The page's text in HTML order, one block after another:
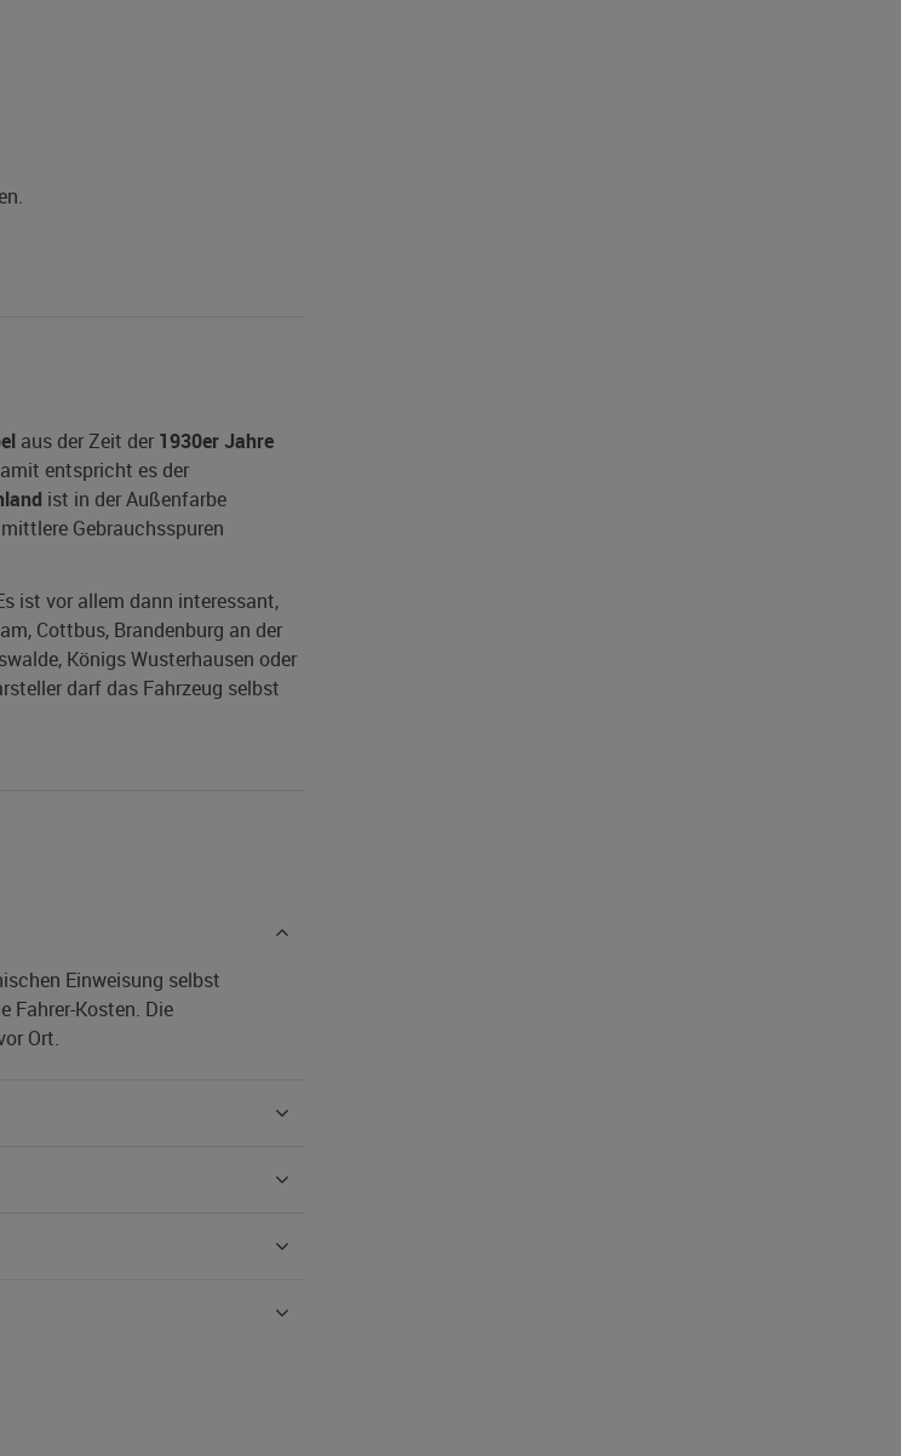
aus der Zeit der 1930er Jahre
entspricht es der
ist in der Außenfarbe
Gebrauchsspuren
ist vor allem dann interessant,
Cottbus, Brandenburg an der
Königs Wusterhausen oder
darf das Fahrzeug selbst
Einweisung selbst
Fahrer-Kosten. Die
Ort.